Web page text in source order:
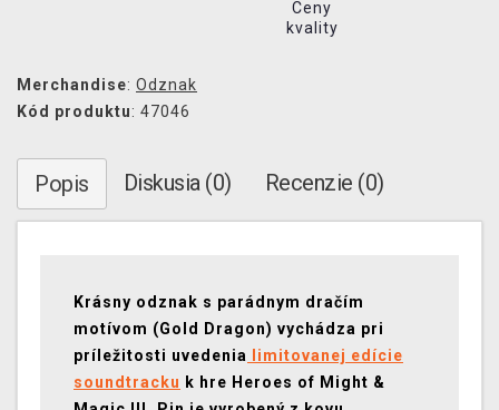
Ceny
kvality
Merchandise: Odznak
Kód produktu: 47046
Popis Diskusia (0) Recenzie (0)
Krásny odznak s parádnym dračím
motívom (Gold Dragon) vychádza pri
príležitosti uvedenia limitovanej edície
soundtracku k hre Heroes of Might &